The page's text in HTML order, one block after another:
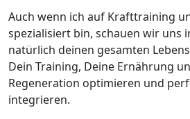
Auch wenn ich auf Krafttraining
spezialisiert bin, schauen wir uns
natürlich deinen gesamten
Dein Training, Deine Ernährung
Regeneration optimieren und
integrieren.